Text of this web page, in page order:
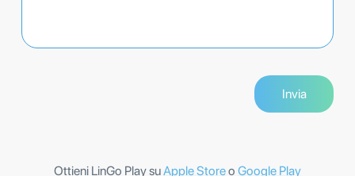
Ottieni LinGo Play suApple Storeo Google Play